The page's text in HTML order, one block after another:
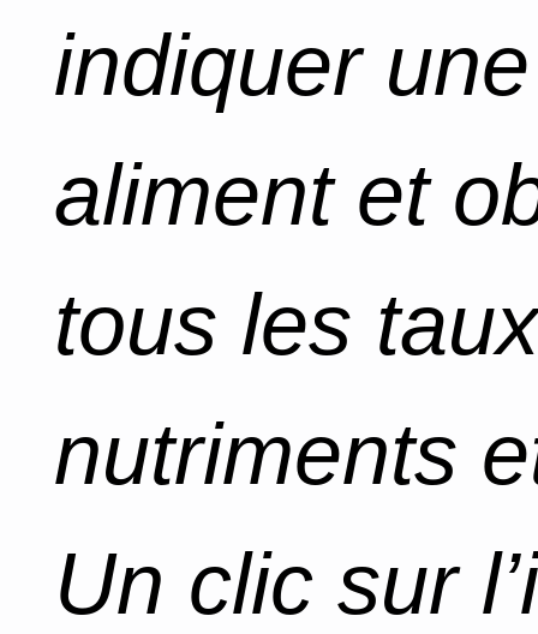
indiquer
aliment et
tous les
nutriments
Un clic sur